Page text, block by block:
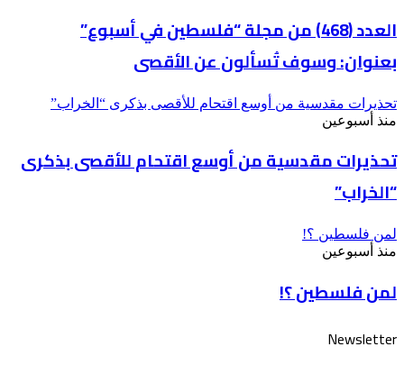
العدد (468) من مجلة “فلسطين في أسبوع”
بعنوان: وسوف تُسألون عن الأقصى
تحذيرات مقدسية من أوسع اقتحام للأقصى بذكرى “الخراب”
منذ أسبوعين
تحذيرات مقدسية من أوسع اقتحام للأقصى بذكرى
“الخراب”
لمن فلسطين ؟!
منذ أسبوعين
لمن فلسطين ؟!
Newsletter